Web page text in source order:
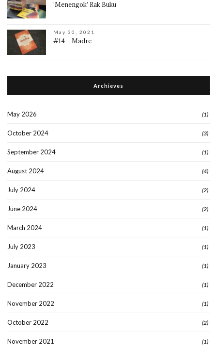
‘Menengok’ Rak Buku
May 30, 2021
#14 – Madre
Archieves
May 2026 (1)
October 2024 (3)
September 2024 (1)
August 2024 (4)
July 2024 (2)
June 2024 (2)
March 2024 (1)
July 2023 (1)
January 2023 (1)
December 2022 (1)
November 2022 (1)
October 2022 (2)
November 2021 (1)